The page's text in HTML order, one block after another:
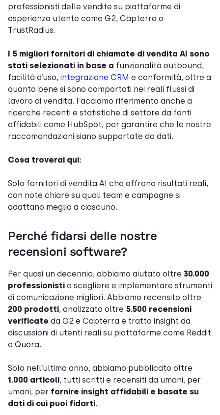
professionisti delle vendite su piattaforme di
esperienza utente come G2, Capterra o
TrustRadius.
I 5 migliori fornitori di chiamate di vendita AI sono
stati selezionati in base a funzionalità outbound,
facilità d’uso, integrazione CRM e conformità, oltre a
quanto bene si sono comportati nei reali flussi di
lavoro di vendita. Facciamo riferimento anche a
ricerche recenti e statistiche di settore da fonti
affidabili come HubSpot, per garantire che le nostre
raccomandazioni siano supportate da dati.
Cosa troverai qui:
Solo fornitori di vendita AI che offrono risultati reali,
con note chiare su quali team e campagne si
adattano meglio a ciascuno.
Perché fidarsi delle nostre
recensioni software?
Per quasi un decennio, abbiamo aiutato oltre 30.000
professionisti a scegliere e implementare strumenti
di comunicazione migliori. Abbiamo recensito oltre
200 prodotti, analizzato oltre 5.500 recensioni
verificate da G2 e Capterra e tratto insight da
discussioni di utenti reali su piattaforme come Reddit
o Quora.
Solo nell’ultimo anno, abbiamo pubblicato oltre
1.000 articoli, tutti scritti e recensiti da umani, per
umani, per fornire insight affidabili e basate su
dati di cui puoi fidarti.